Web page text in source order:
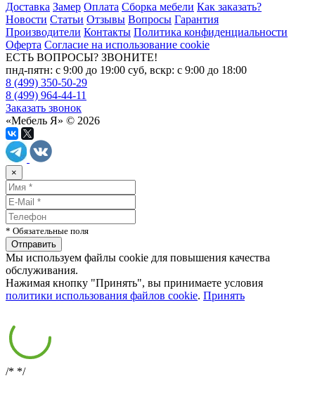
Доставка Замер Оплата Сборка мебели Как заказать?
Новости Статьи Отзывы Вопросы Гарантия
Производители Контакты Политика конфиденциальности
Оферта Согласие на использование cookie
ЕСТЬ ВОПРОСЫ? ЗВОНИТЕ!
пнд-пятн: с 9:00 до 19:00 суб, вскр: с 9:00 до 18:00
8 (499) 350-50-29
8 (499) 964-44-11
Заказать звонок
«Мебель Я» © 2026
×
* Обязательные поля
Мы используем файлы cookie для повышения качества
обслуживания.
Нажимая кнопку "Принять", вы принимаете условия
политики использования файлов cookie. Принять
/* */